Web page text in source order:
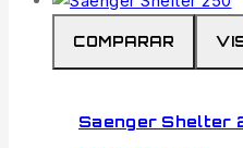
COMPARAR
Saenger Shelter